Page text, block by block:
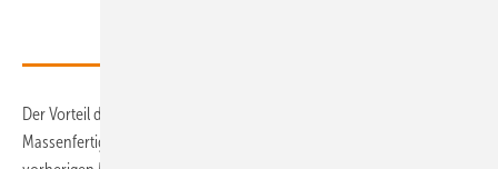
Der Vorteil dieser Technologie liegt in der Umsetzung in der
Massenfertigung. „Denn die Zellhersteller müssen im Vergleich zu den